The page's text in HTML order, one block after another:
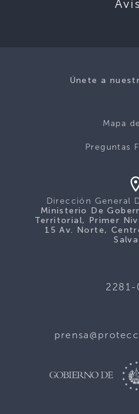
Únete a
Mapa
Preguntas
Dirección General
Ministerio De
Territorial, Primer
15 Av. Norte,